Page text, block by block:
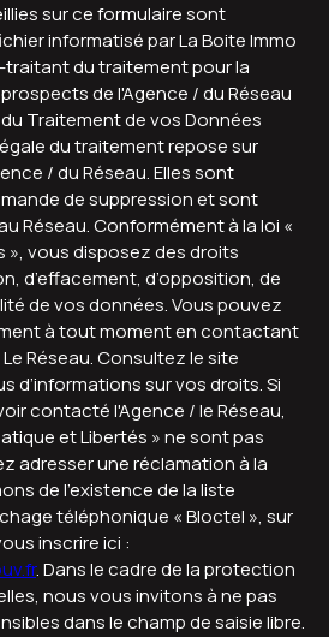
sur ce formulaire sont
informatisé par La Boite Immo
du traitement pour la
de l'Agence / du Réseau
Traitement de vos Données
du traitement repose sur
/ du Réseau. Elles sont
de suppression et sont
Réseau. Conformément à la loi «
vous disposez des droits
d’effacement, d’opposition, de
de vos données. Vous pouvez
à tout moment en contactant
Réseau. Consultez le site
d’informations sur vos droits. Si
contacté l'Agence / le Réseau,
et Libertés » ne sont pas
adresser une réclamation à la
de l’existence de la liste
téléphonique « Bloctel », sur
inscrire ici :
. Dans le cadre de la protection
nous vous invitons à ne pas
dans le champ de saisie libre.